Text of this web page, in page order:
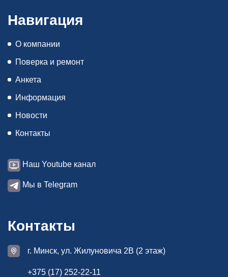
Навигация
О компании
Поверка и ремонт
Анкета
Информация
Новости
Контакты
Наш Youtube канал
Мы в Telegram
Контакты
г. Минск, ул. Жилуновича 2В (2 этаж)
+375 (17) 252-22-11